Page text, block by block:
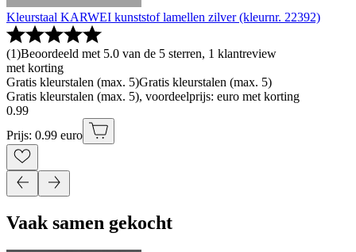
Kleurstaal KARWEI kunststof lamellen zilver (kleurnr. 22392)
(1)Beoordeeld met 5.0 van de 5 sterren, 1 klantreview
met korting
Gratis kleurstalen (max. 5)Gratis kleurstalen (max. 5)
Gratis kleurstalen (max. 5), voordeelprijs: euro met korting
0.99
Prijs: 0.99 euro
Vaak samen gekocht